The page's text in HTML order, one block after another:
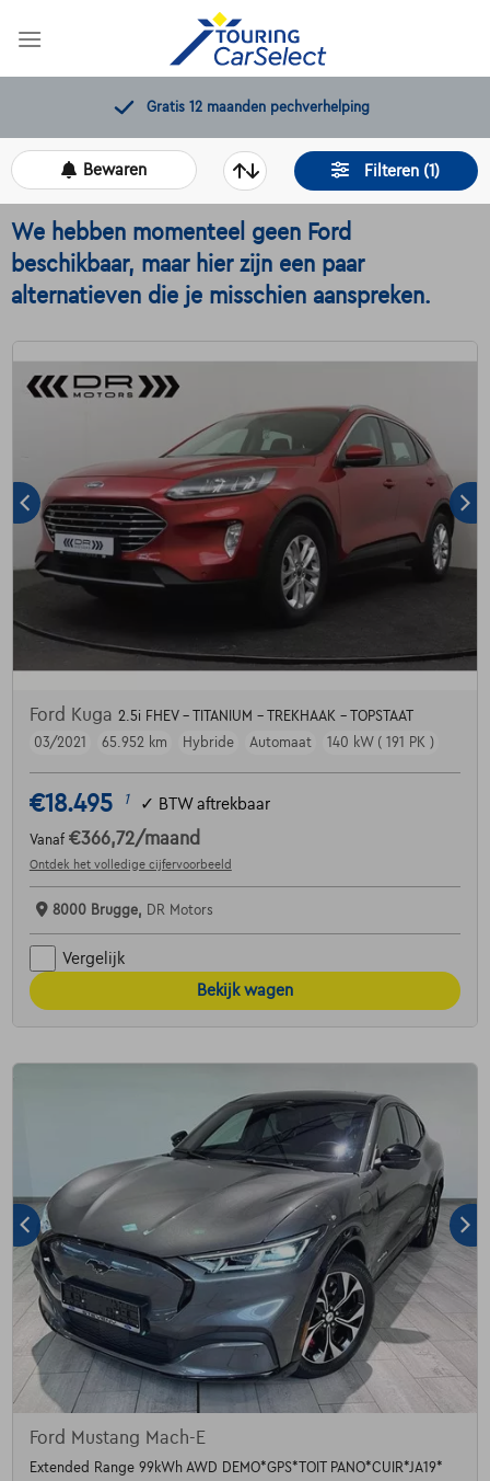
Gratis 12 maanden pechverhelping
Filteren (1)
Bewaren
We hebben momenteel geen Ford
beschikbaar, maar hier zijn een paar
alternatieven die je misschien aanspreken.
Ford Kuga 2.5i FHEV - TITANIUM - TREKHAAK - TOPSTAAT
03/2021
65.952 km Hybride Automaat 140 kW ( 191 PK )
€18.495 1 ✓ BTW aftrekbaar
Vanaf €366,72/maand
Ontdek het volledige cijfervoorbeeld
8000 Brugge, DR Motors
Vergelijk
Bekijk wagen
Ford Mustang Mach-E
Extended Range 99kWh AWD DEMO*GPS*TOIT PANO*CUIR*JA19*